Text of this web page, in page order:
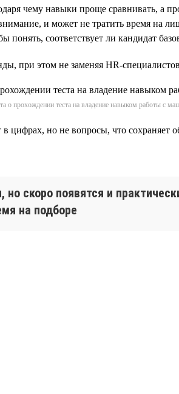
чему навыки проще сравнивать, а
и может не тратить время на
понять, соответствует ли кандидат
при этом не заменяя HR-
о прохождении теста на владение навыком работы с
в цифрах, но не вопросы, что
скоро появятся и
на подборе